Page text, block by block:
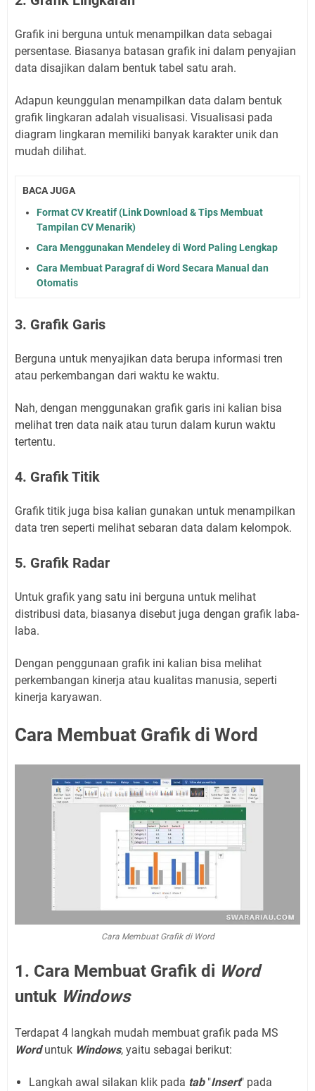
Grafik ini berguna untuk menampilkan data sebagai
persentase. Biasanya batasan grafik ini dalam penyajian
data disajikan dalam bentuk tabel satu arah.
Adapun keunggulan menampilkan data dalam bentuk
grafik lingkaran adalah visualisasi. Visualisasi pada
diagram lingkaran memiliki banyak karakter unik dan
mudah dilihat.
BACA JUGA
Format CV Kreatif (Link Download & Tips Membuat
Tampilan CV Menarik)
Cara Menggunakan Mendeley di Word Paling Lengkap
Cara Membuat Paragraf di Word Secara Manual dan
Otomatis
3. Grafik Garis
Berguna untuk menyajikan data berupa informasi tren
atau perkembangan dari waktu ke waktu.
Nah, dengan menggunakan grafik garis ini kalian bisa
melihat tren data naik atau turun dalam kurun waktu
tertentu.
4. Grafik Titik
Grafik titik juga bisa kalian gunakan untuk menampilkan
data tren seperti melihat sebaran data dalam kelompok.
5. Grafik Radar
Untuk grafik yang satu ini berguna untuk melihat
distribusi data, biasanya disebut juga dengan grafik laba-
laba.
Dengan penggunaan grafik ini kalian bisa melihat
perkembangan kinerja atau kualitas manusia, seperti
kinerja karyawan.
Cara Membuat Grafik di Word
Cara Membuat Grafik di Word
1. Cara Membuat Grafik di Word
untuk Windows
Terdapat 4 langkah mudah membuat grafik pada MS
Worduntuk Windows, yaitu sebagai berikut:
Langkah awal silakan klik pada tab "Insert" pada